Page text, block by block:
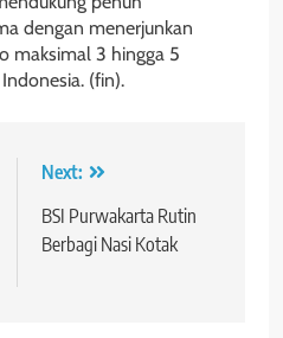
dengan menerjunkan
maksimal 3 hingga 5
(fin).
Next:
BSI Purwakarta Rutin
Berbagi Nasi Kotak